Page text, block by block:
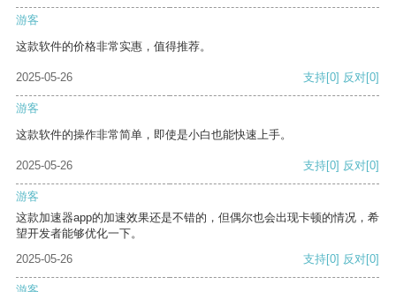
游客
这款软件的价格非常实惠，值得推荐。
2025-05-26 支持[0] 反对[0]
游客
这款软件的操作非常简单，即使是小白也能快速上手。
2025-05-26 支持[0] 反对[0]
游客
这款加速器app的加速效果还是不错的，但偶尔也会出现卡顿的情况，希
望开发者能够优化一下。
2025-05-26
支持[0] 反对[0]